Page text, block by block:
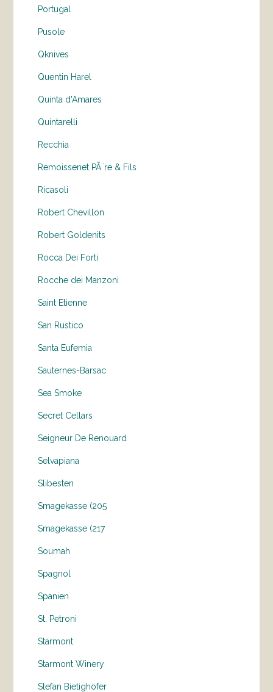
Portugal
Pusole
Qknives
Quentin Harel
Quinta d'Amares
Quintarelli
Recchia
Remoissenet PÃ¨re & Fils
Ricasoli
Robert Chevillon
Robert Goldenits
Rocca Dei Forti
Rocche dei Manzoni
Saint Etienne
San Rustico
Santa Eufemia
Sauternes-Barsac
Sea Smoke
Secret Cellars
Seigneur De Renouard
Selvapiana
Slibesten
Smagekasse (205
Smagekasse (217
Soumah
Spagnol
Spanien
St. Petroni
Starmont
Starmont Winery
Stefan Bietighöfer